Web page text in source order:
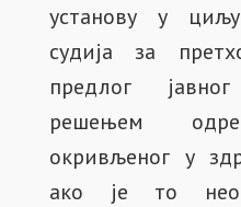
установу у
судија за
предлог
решењем
окривљеног у
ако је то